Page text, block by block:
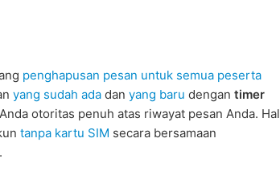
penghapusan pesan untuk semua peserta
yang sudah ada dan yang baru dengan timer
otoritas penuh atas riwayat pesan Anda. Hal
tanpa kartu SIM secara bersamaan
.